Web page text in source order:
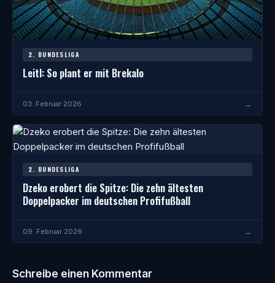
2. BUNDESLIGA
Leitl: So plant er mit Brekalo
03. Februar 2026 →
2. BUNDESLIGA
Dzeko erobert die Spitze: Die zehn ältesten
Doppelpacker im deutschen Profifußball
09. Februar 2026 →
Schreibe einen Kommentar